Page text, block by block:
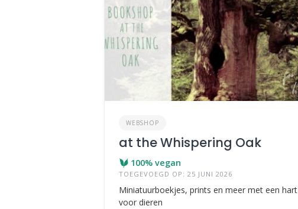
WEBSHOP
at the Whispering Oak
100% vegan
TOEGEVOEGD OP: 25 JUNI 2026
Miniatuurboekjes, prints en meer met een hart
voor dieren